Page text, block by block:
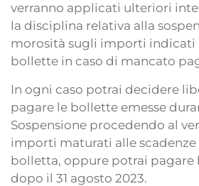
verranno applicati ulteriori
la disciplina relativa alla
morosità sugli importi indicati
bollette in caso di mancato
In ogni caso potrai decidere
pagare le bollette emesse
Sospensione procedendo al
importi maturati alle
bolletta, oppure potrai pagare
dopo il 31 agosto 2023.